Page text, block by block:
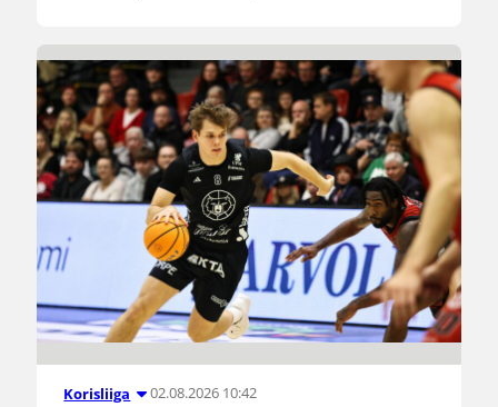
Korisliiga 02.08.2026 10:42